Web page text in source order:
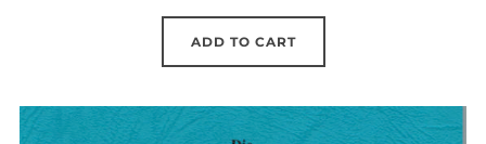
ADD TO CART